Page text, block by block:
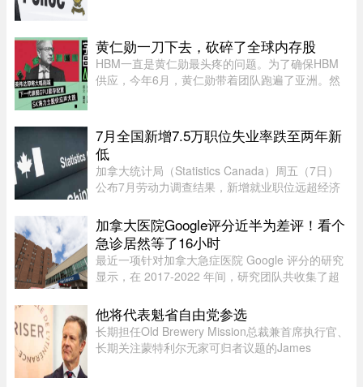
其运往 Valcartier 军事 ...
黄仁勋一刀下去，砍碎了全球内存股
HBM一直是黄仁勋最头疼的问题。为了确保HBM
供应，今年6月，黄仁勋带着团队跑遍了亚洲。然
Rubin Ultra的显存配置。根据爆料， ...
7月全国新增7.5万职位失业率跌至两年新
低
加拿大统计局（Statistics Canada）周五（7日）
公布7月劳动力调查结果，新增就业职位远超经济
据显示，7月新增职位达75,000个，远高于路透社
（Reuters）经济师预测的15, ...
加拿大医院Google评分近半为差评！看个
急诊居然等了16小时
最近一项针对加拿大急症医院 Google 评分的研究
显示，在 2017-2022 年间，研究团队共收集了超
深入分析。数据显示，47.9% 的评论为负面，远高
于正面（32.3%）和中立（ ...
他将代表魁省自由党参选
长期担任Old Brewery Mission总裁兼首席执行官、
长期关注蒙特利尔无家可归者议题的James